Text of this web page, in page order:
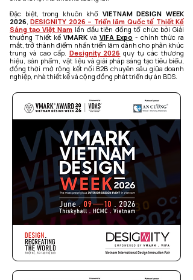
Đặc biệt, trong khuôn khổ VIETNAM DESIGN WEEK
2026,DESIGNITY 2026 – Triển lãm Quốc tế Thiết Kế
Sáng tạo Việt Nam lần đầu tiên đồng tổ chức bởi Giải
thưởng Thiết kế VMARK và VIFA Expo - chính thức ra
mắt, trở thành điểm nhấn triển lãm dành cho phân khúc
trung và cao cấp. Designity 2026 quy tụ các thương
hiệu, sản phẩm, vật liệu và giải pháp sáng tạo tiêu biểu,
đồng thời mở rộng kết nối B2B chuyên sâu giữa doanh
nghiệp, nhà thiết kế và cộng đồng phát triển dự án BDS.